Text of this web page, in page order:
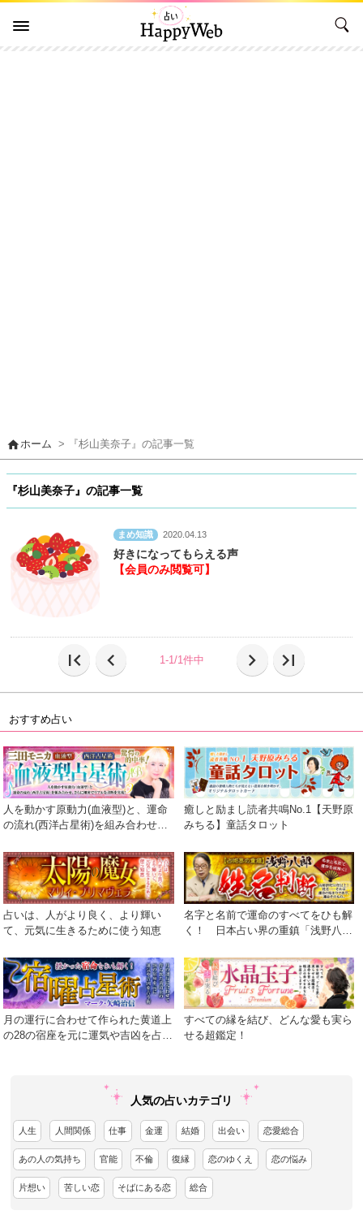
homeホーム > 『杉山美奈子』の記事一覧
『杉山美奈子』の記事一覧
まめ知識 2020.04.13
好きになってもらえる声
【会員のみ閲覧可】
first_page chevron_left 1-1/1件中 chevron_right last_page
おすすめ占い
人を動かす原動力(血液型)と、運命
の流れ(西洋占星術)を組み合わせ、
癒しと励まし読者共鳴No.1【天野原
みちる】童話タロット
占いは、人がより良く、より輝い
て、元気に生きるために使う知恵
名字と名前で運命のすべてをひも解
く！ 日本占い界の重鎮「浅野八
月の運行に合わせて作られた黄道上
の28の宿座を元に運気や吉凶を占う
すべての縁を結び、どんな愛も実ら
せる超鑑定！
人気の占いカテゴリ
人生 人間関係 仕事 金運 結婚 出会い 恋愛総合
あの人の気持ち 官能 不倫 復縁 恋のゆくえ 恋の悩み
片想い 苦しい恋 そばにある恋 総合